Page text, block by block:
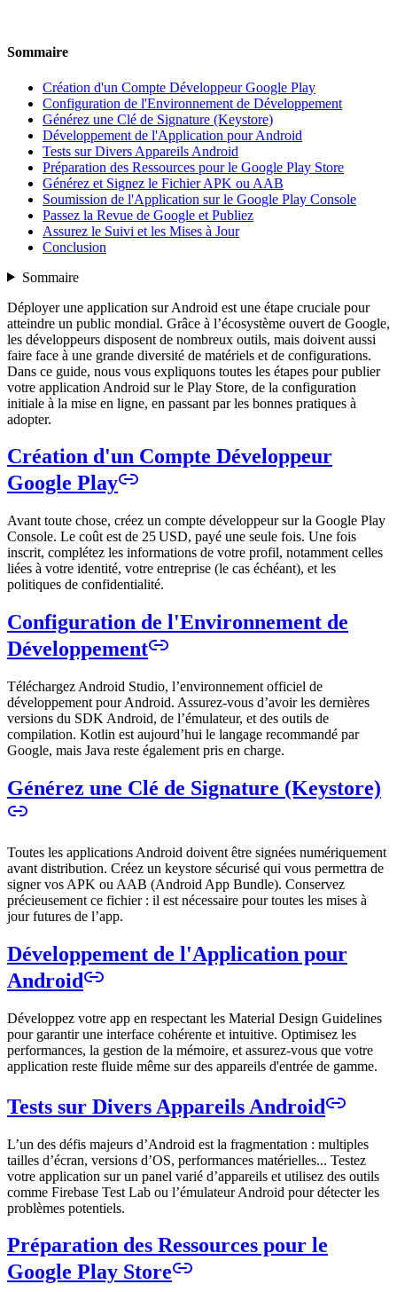
Sommaire
Création d'un Compte Développeur Google Play
Configuration de l'Environnement de Développement
Générez une Clé de Signature (Keystore)
Développement de l'Application pour Android
Tests sur Divers Appareils Android
Préparation des Ressources pour le Google Play Store
Générez et Signez le Fichier APK ou AAB
Soumission de l'Application sur le Google Play Console
Passez la Revue de Google et Publiez
Assurez le Suivi et les Mises à Jour
Conclusion
Sommaire
Déployer une application sur Android est une étape cruciale pour
atteindre un public mondial. Grâce à l’écosystème ouvert de Google,
les développeurs disposent de nombreux outils, mais doivent aussi
faire face à une grande diversité de matériels et de configurations.
Dans ce guide, nous vous expliquons toutes les étapes pour publier
votre application Android sur le Play Store, de la configuration
initiale à la mise en ligne, en passant par les bonnes pratiques à
adopter.
Création d'un Compte Développeur
Google Play
Avant toute chose, créez un compte développeur sur la Google Play
Console. Le coût est de 25 USD, payé une seule fois. Une fois
inscrit, complétez les informations de votre profil, notamment celles
liées à votre identité, votre entreprise (le cas échéant), et les
politiques de confidentialité.
Configuration de l'Environnement de
Développement
Téléchargez Android Studio, l’environnement officiel de
développement pour Android. Assurez-vous d’avoir les dernières
versions du SDK Android, de l’émulateur, et des outils de
compilation. Kotlin est aujourd’hui le langage recommandé par
Google, mais Java reste également pris en charge.
Générez une Clé de Signature (Keystore)
Toutes les applications Android doivent être signées numériquement
avant distribution. Créez un keystore sécurisé qui vous permettra de
signer vos APK ou AAB (Android App Bundle). Conservez
précieusement ce fichier : il est nécessaire pour toutes les mises à
jour futures de l’app.
Développement de l'Application pour
Android
Développez votre app en respectant les Material Design Guidelines
pour garantir une interface cohérente et intuitive. Optimisez les
performances, la gestion de la mémoire, et assurez-vous que votre
application reste fluide même sur des appareils d'entrée de gamme.
Tests sur Divers Appareils Android
L’un des défis majeurs d’Android est la fragmentation : multiples
tailles d’écran, versions d’OS, performances matérielles... Testez
votre application sur un panel varié d’appareils et utilisez des outils
comme Firebase Test Lab ou l’émulateur Android pour détecter les
problèmes potentiels.
Préparation des Ressources pour le
Google Play Store